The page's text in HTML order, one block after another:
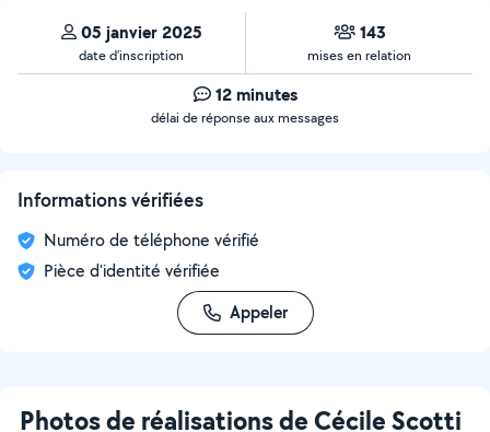
05 janvier 2025
date d’inscription
143
mises en relation
12 minutes
délai de réponse aux messages
Informations vérifiées
Numéro de téléphone vérifié
Pièce d'identité vérifiée
Appeler
Photos de réalisations de Cécile Scotti